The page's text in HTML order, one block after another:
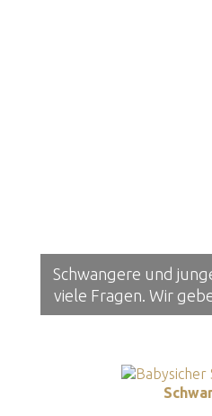
Schwangere und
viele Fragen. Wir